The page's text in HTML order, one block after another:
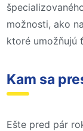
možnosti, ako
ktoré umožňujú
Kam sa
Ešte pred pár